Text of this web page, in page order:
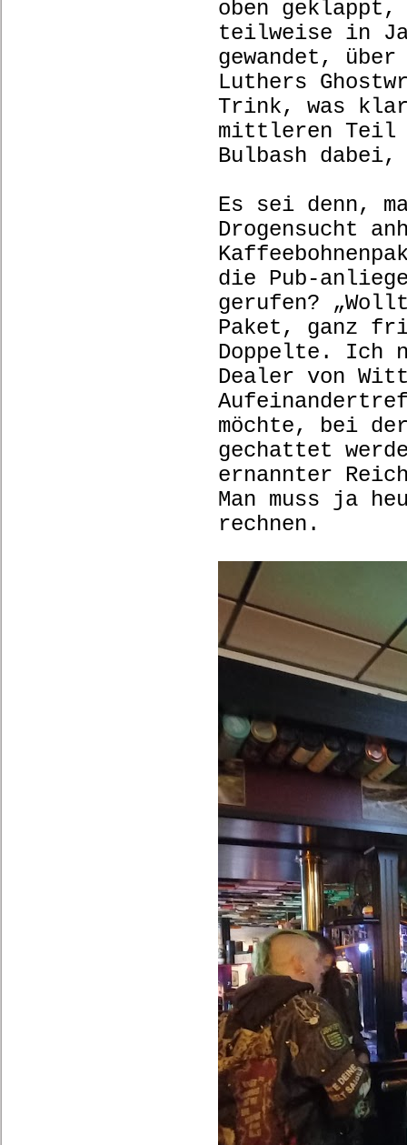
oben
teilweise in
gewandet,
Luthers
Trink, was
mittleren Teil
Bulbash
Es sei denn,
Drogensucht
die Pub-
gerufen?
Paket, ganz
Doppelte. Ich
Dealer von
möchte, bei
gechattet
ernannter
Man muss ja
rechnen.